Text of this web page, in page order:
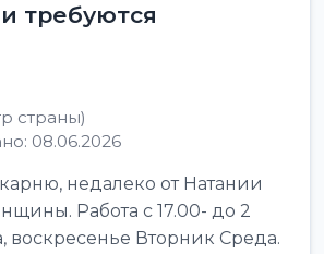
требуются
страны)
08.06.2026
недалеко от Натании
Работа с 17.00- до 2
воскресенье Вторник Среда.